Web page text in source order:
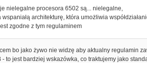
nielegalne procesora 6502 są... nielegalne,
wspaniałą architekturę, która umożliwia
zgodne z tym regulaminem
bo jako żywo nie widzę aby aktualny regulamin
- to jest bardziej wskazówka, co traktujemy jako